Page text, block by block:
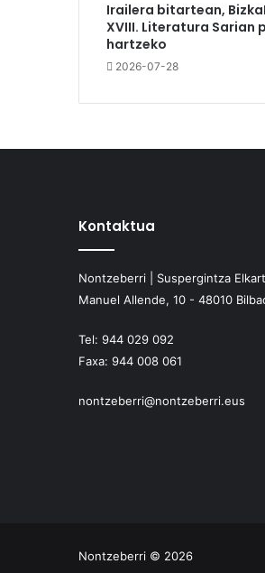
Irailera bitartean,
XVIII. Literatura Sarian
hartzeko
2026-07-28
Kontaktua
Nontzeberri | Suspergintza
Manuel Allende, 10 - 48010
Tel: 944 029 092
Faxa: 944 008 061
nontzeberri@nontzeberri.eus
Nontzeberri © 2026